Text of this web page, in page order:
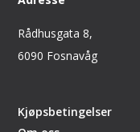
Rådhusgata 8,
6090 Fosnavåg
Kjøpsbetingelser